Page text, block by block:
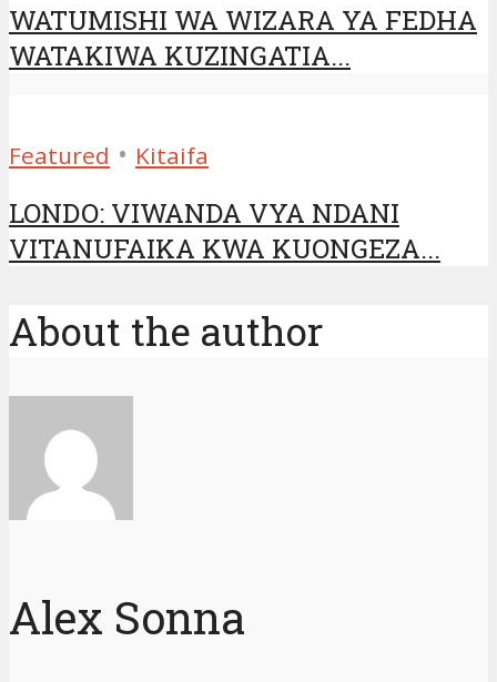
WATUMISHI WA WIZARA YA FEDHA
WATAKIWA KUZINGATIA...
Featured • Kitaifa
LONDO: VIWANDA VYA NDANI
VITANUFAIKA KWA KUONGEZA...
About the author
Alex Sonna